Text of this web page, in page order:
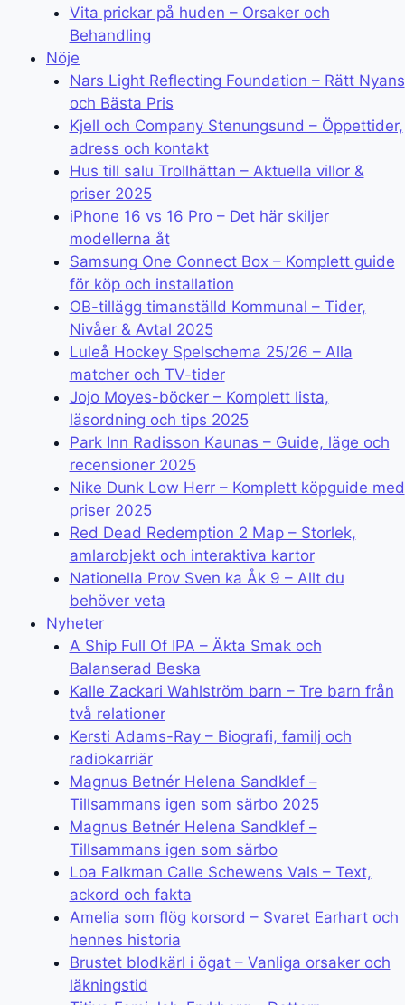
Vita prickar på huden – Orsaker och
Behandling
Nöje
Nars Light Reflecting Foundation – Rätt Nyans
och Bästa Pris
Kjell och Company Stenungsund – Öppettider,
adress och kontakt
Hus till salu Trollhättan – Aktuella villor &
priser 2025
iPhone 16 vs 16 Pro – Det här skiljer
modellerna åt
Samsung One Connect Box – Komplett guide
för köp och installation
OB-tillägg timanställd Kommunal – Tider,
Nivåer & Avtal 2025
Luleå Hockey Spelschema 25/26 – Alla
matcher och TV-tider
Jojo Moyes-böcker – Komplett lista,
läsordning och tips 2025
Park Inn Radisson Kaunas – Guide, läge och
recensioner 2025
Nike Dunk Low Herr – Komplett köpguide med
priser 2025
Red Dead Redemption 2 Map – Storlek,
amlarobjekt och interaktiva kartor
Nationella Prov Sven ka Åk 9 – Allt du
behöver veta
Nyheter
A Ship Full Of IPA – Äkta Smak och
Balanserad Beska
Kalle Zackari Wahlström barn – Tre barn från
två relationer
Kersti Adams-Ray – Biografi, familj och
radiokarriär
Magnus Betnér Helena Sandklef –
Tillsammans igen som särbo 2025
Magnus Betnér Helena Sandklef –
Tillsammans igen som särbo
Loa Falkman Calle Schewens Vals – Text,
ackord och fakta
Amelia som flög korsord – Svaret Earhart och
hennes historia
Brustet blodkärl i ögat – Vanliga orsaker och
läkningstid